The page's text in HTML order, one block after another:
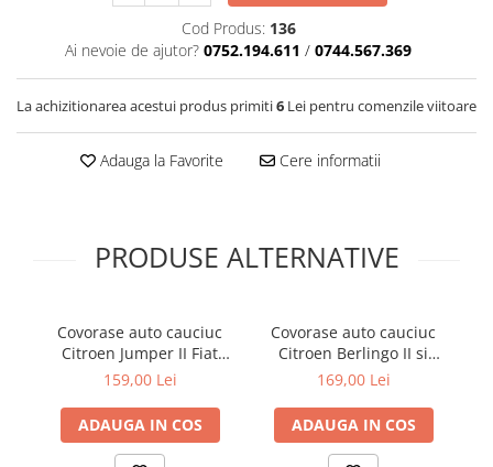
Folie Geamuri
Huse Volan Auto
Huse Volan cu Ac si Ata
Huse Volan din Piele Ecologica
Huse Volan din Piele Ecologica cu
Nuca Volan
Odorizante Auto
Ornamente Auto
Ornamente Pedale Auto
Ornamente Protectie Portiera
Ornamente Schimbator Viteza
Covorase SUZUKI
Covorase TOYOTA
Covorase VOLKSWAGEN
Covorase VOLVO
Cod Produs: 136
Ai nevoie de ajutor? 0752.194.611 / 0744.567.369
La achizitionarea acestui produs primiti6 Lei pentru comenzile viitoare
Adauga la Favorite Cere informatii
PRODUSE ALTERNATIVE
Covorase auto cauciuc
Citroen Jumper II Fiat
Ducato III 250 Peugeot
159,00 Lei
ADAUGA IN COS
Covorase auto cauciuc
Citroen Berlingo II si
Peugeot Partner II 2008-
169,00 Lei
ADAUGA IN COS